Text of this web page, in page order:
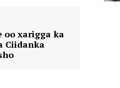
oo xarigga ka
Ciidanka